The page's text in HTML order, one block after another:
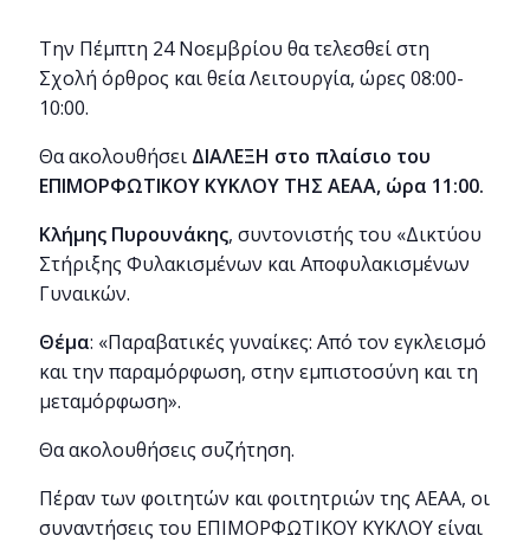
Την Πέμπτη 24 Νοεμβρίου θα τελεσθεί στη
Σχολή όρθρος και θεία Λειτουργία, ώρες 08:00-
10:00.
Θα ακολουθήσει ΔΙΑΛΕΞΗ στο πλαίσιο του
ΕΠΙΜΟΡΦΩΤΙΚΟΥ ΚΥΚΛΟΥ ΤΗΣ ΑΕΑΑ, ώρα 11:00.
Κλήμης Πυρουνάκης, συντονιστής του «Δικτύου
Στήριξης Φυλακισμένων και Αποφυλακισμένων
Γυναικών.
Θέμα: «Παραβατικές γυναίκες: Από τον εγκλεισμό
και την παραμόρφωση, στην εμπιστοσύνη και τη
μεταμόρφωση».
Θα ακολουθήσεις συζήτηση.
Πέραν των φοιτητών και φοιτητριών της ΑΕΑΑ, οι
συναντήσεις του ΕΠΙΜΟΡΦΩΤΙΚΟΥ ΚΥΚΛΟΥ είναι